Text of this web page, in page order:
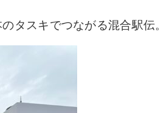
タスキでつながる混合駅伝。